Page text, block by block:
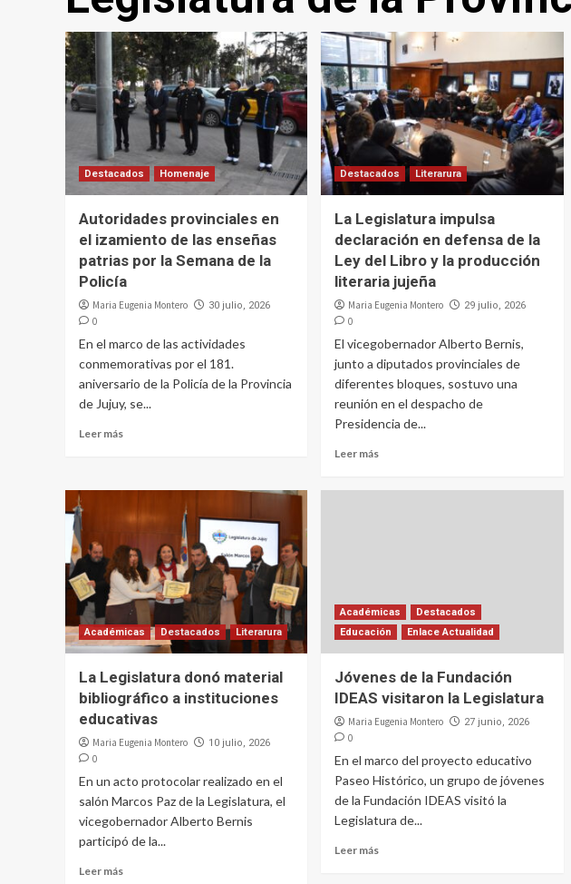
Destacados Homenaje
Autoridades provinciales en
el izamiento de las enseñas
patrias por la Semana de la
Policía
Maria Eugenia Montero 30 julio, 2026
0
En el marco de las actividades
conmemorativas por el 181.
aniversario de la Policía de la Provincia
de Jujuy, se...
Leer más
Destacados Literarura
La Legislatura impulsa
declaración en defensa de la
Ley del Libro y la producción
literaria jujeña
Maria Eugenia Montero 29 julio, 2026
0
El vicegobernador Alberto Bernis,
junto a diputados provinciales de
diferentes bloques, sostuvo una
reunión en el despacho de
Presidencia de...
Leer más
Académicas Destacados Literarura
La Legislatura donó material
bibliográfico a instituciones
educativas
Maria Eugenia Montero 10 julio, 2026
0
En un acto protocolar realizado en el
salón Marcos Paz de la Legislatura, el
vicegobernador Alberto Bernis
participó de la...
Leer más
Académicas
Destacados
Educación
Enlace Actualidad
Jóvenes de la Fundación
IDEAS visitaron la Legislatura
Maria Eugenia Montero 27 junio, 2026
0
En el marco del proyecto educativo
Paseo Histórico, un grupo de jóvenes
de la Fundación IDEAS visitó la
Legislatura de...
Leer más